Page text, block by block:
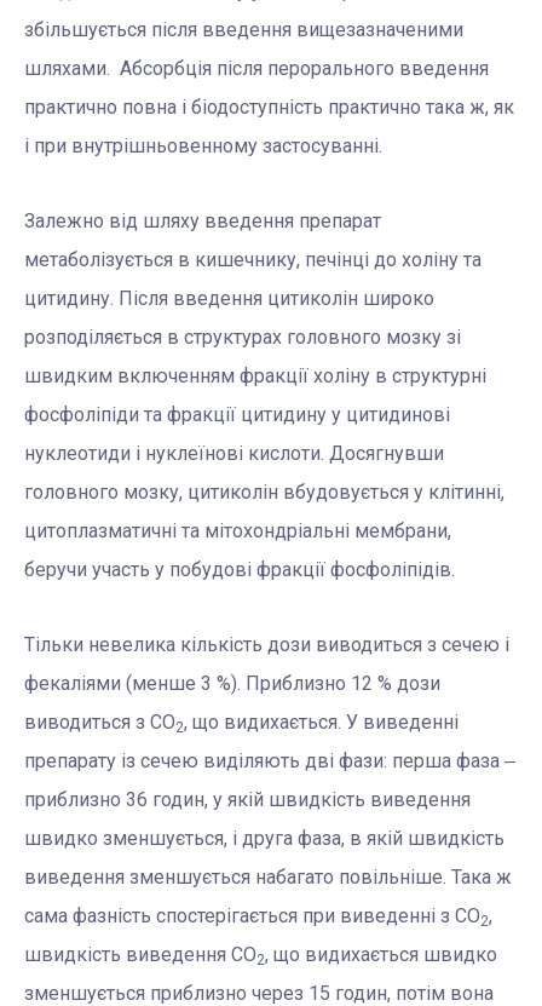
збільшується після введення вищезазначеними
шляхами. Абсорбція після перорального введення
практично повна і біодоступність практично така ж, як
і при внутрішньовенному застосуванні.
Залежно від шляху введення препарат
метаболізується в кишечнику, печінці до холіну та
цитидину. Після введення цитиколін широко
розподіляється в структурах головного мозку зі
швидким включенням фракції холіну в структурні
фосфоліпіди та фракції цитидину у цитидинові
нуклеотиди і нуклеїнові кислоти. Досягнувши
головного мозку, цитиколін вбудовується у клітинні,
цитоплазматичні та мітохондріальні мембрани,
беручи участь у побудові фракції фосфоліпідів.
Тільки невелика кількість дози виводиться з сечею і
фекаліями (менше 3 %). Приблизно 12 % дози
виводиться з СО2, що видихається. У виведенні
препарату із сечею виділяють дві фази: перша фаза ‒
приблизно 36 годин, у якій швидкість виведення
швидко зменшується, і друга фаза, в якій швидкість
виведення зменшується набагато повільніше. Така ж
сама фазність спостерігається при виведенні з СО2,
швидкість виведення СО2, що видихається швидко
зменшується приблизно через 15 годин, потім вона